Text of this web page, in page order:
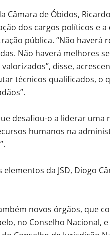
Câmara de Óbidos,
dos cargos políticos e a
pública. “Não haverá
Não haverá melhores
disse,
técnicos qualificados, o
desafiou-o a liderar uma
humanos na
da JSD, Diogo
novos órgãos, que
no Conselho Nacional,